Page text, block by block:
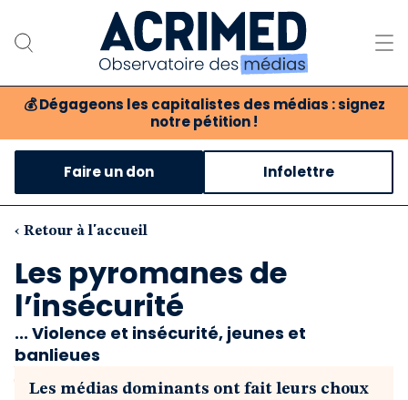
💰 Dégageons les capitalistes des médias : signez
notre pétition !
Notre association
Notre critique des médias
Nos propositions
Notre revue
Boutique
Faire un don Infolettre
‹ Retour à l'accueil
Les pyromanes de
l’insécurité
... Violence et insécurité, jeunes et
banlieues
Les médias dominants ont fait leurs choux